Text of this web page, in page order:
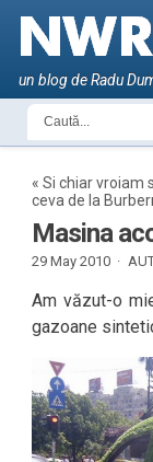
un blog de Radu
«Si chiar vroiam
ceva de la
Masina
29 May 2010 ·
Am văzut-o
gazoane